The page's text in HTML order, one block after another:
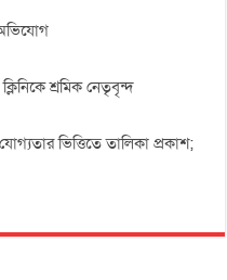
শ্রমিক নেতৃবৃন্দ
ভিত্তিতে তালিকা প্রকাশ;